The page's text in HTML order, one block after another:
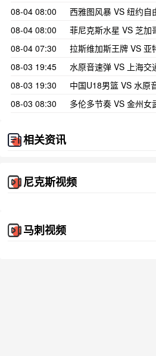
08-04 08:00
西雅图风暴 VS 纽约自
08-04 08:00
菲尼克斯水星 VS 芝加
08-04 07:30
拉斯维加斯王牌 VS 亚
08-03 19:45
水原音速弹 VS 上海交
08-03 19:30
中国U18男篮 VS 水原
08-03 08:30
多伦多节奏 VS 金州女
相关资讯
尼克斯视频
马刺视频